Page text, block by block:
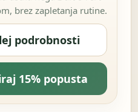
brez zapletanja rutine.
podrobnosti
15% popusta